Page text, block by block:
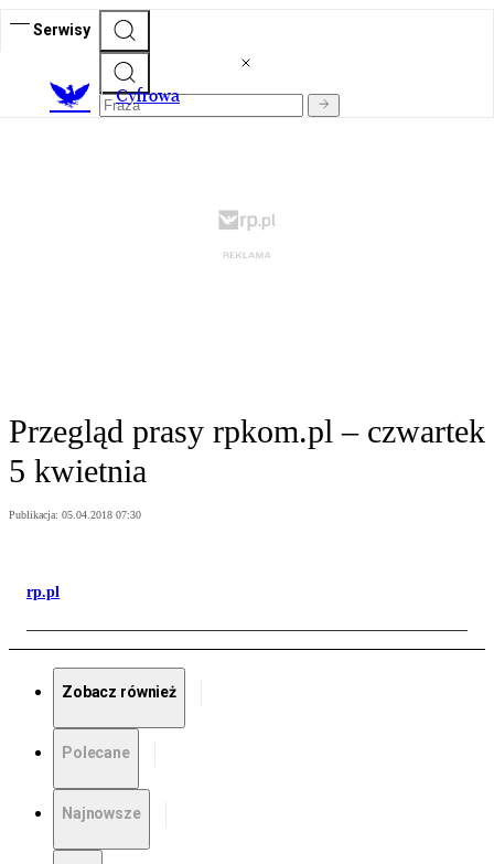
Serwisy
Cyfrowa
Przegląd prasy rpkom.pl – czwartek
5 kwietnia
Publikacja: 05.04.2018 07:30
rp.pl
Zobacz również
Polecane
Najnowsze